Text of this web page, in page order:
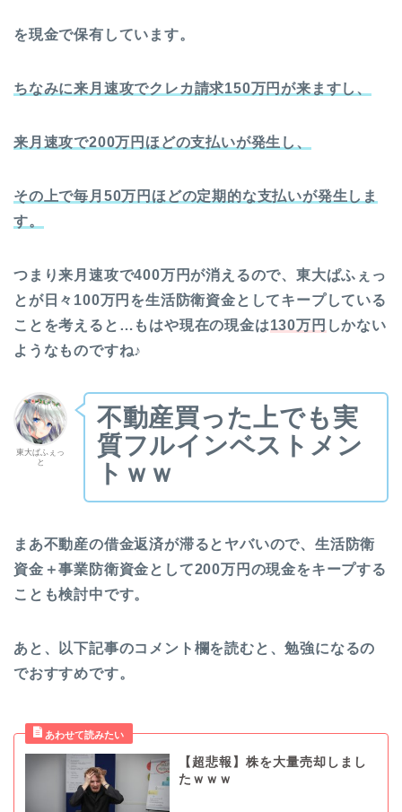
を現金で保有しています。
ちなみに来月速攻でクレカ請求150万円が来ますし、
来月速攻で200万円ほどの支払いが発生し、
その上で毎月50万円ほどの定期的な支払いが発生しま
す。
つまり来月速攻で400万円が消えるので、東大ぱふぇっ
とが日々100万円を生活防衛資金としてキープしている
ことを考えると…もはや現在の現金は130万円 しかない
ようなものですね♪
東大ぱふぇっ
と
不動産買った上でも実
質フルインベストメン
トｗｗ
まあ不動産の借金返済が滞るとヤバいので、生活防衛
資金＋事業防衛資金として200万円の現金をキープする
ことも検討中です。
あと、以下記事のコメント欄を読むと、勉強になるの
でおすすめです。
【超悲報】株を大量売却しまし
たｗｗｗ